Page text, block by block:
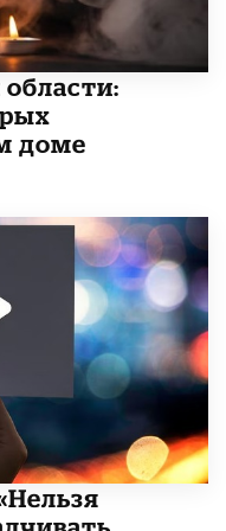
доме